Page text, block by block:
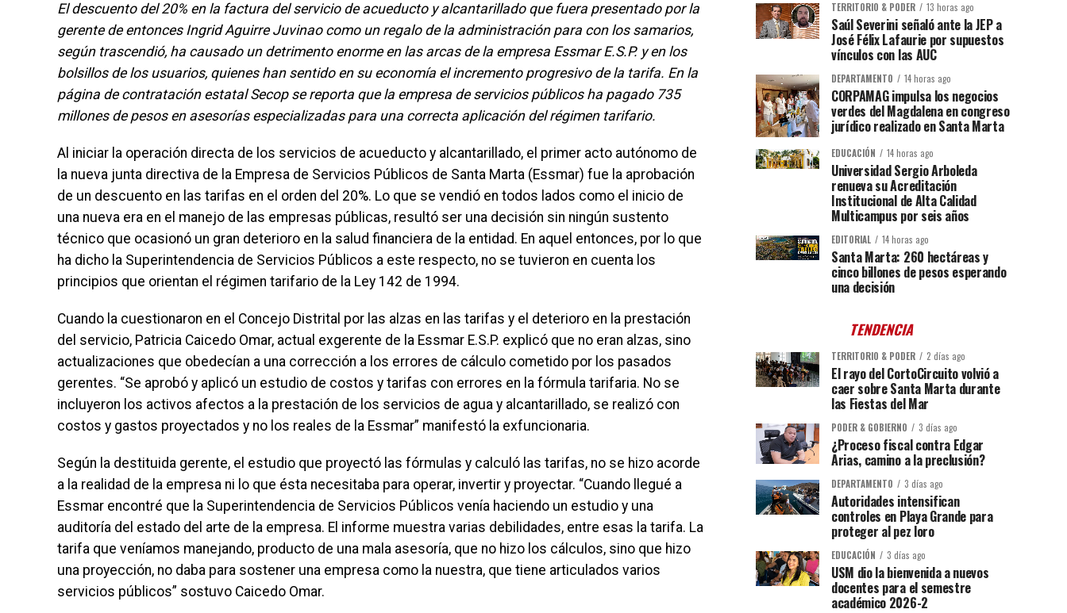
El descuento del 20% en la factura del servicio de acueducto y alcantarillado que fuera presentado por la
gerente de entonces Ingrid Aguirre Juvinao como un regalo de la administración para con los samarios,
según trascendió, ha causado un detrimento enorme en las arcas de la empresa Essmar E.S.P. y en los
bolsillos de los usuarios, quienes han sentido en su economía el incremento progresivo de la tarifa. En la
página de contratación estatal Secop se reporta que la empresa de servicios públicos ha pagado 735
millones de pesos en asesorías especializadas para una correcta aplicación del régimen tarifario.
Al iniciar la operación directa de los servicios de acueducto y alcantarillado, el primer acto autónomo de
la nueva junta directiva de la Empresa de Servicios Públicos de Santa Marta (Essmar) fue la aprobación
de un descuento en las tarifas en el orden del 20%. Lo que se vendió en todos lados como el inicio de
una nueva era en el manejo de las empresas públicas, resultó ser una decisión sin ningún sustento
técnico que ocasionó un gran deterioro en la salud financiera de la entidad. En aquel entonces, por lo que
ha dicho la Superintendencia de Servicios Públicos a este respecto, no se tuvieron en cuenta los
principios que orientan el régimen tarifario de la Ley 142 de 1994.
Cuando la cuestionaron en el Concejo Distrital por las alzas en las tarifas y el deterioro en la prestación
del servicio, Patricia Caicedo Omar, actual exgerente de la Essmar E.S.P. explicó que no eran alzas, sino
actualizaciones que obedecían a una corrección a los errores de cálculo cometido por los pasados
gerentes. “Se aprobó y aplicó un estudio de costos y tarifas con errores en la fórmula tarifaria. No se
incluyeron los activos afectos a la prestación de los servicios de agua y alcantarillado, se realizó con
costos y gastos proyectados y no los reales de la Essmar” manifestó la exfuncionaria.
Según la destituida gerente, el estudio que proyectó las fórmulas y calculó las tarifas, no se hizo acorde
a la realidad de la empresa ni lo que ésta necesitaba para operar, invertir y proyectar. “Cuando llegué a
Essmar encontré que la Superintendencia de Servicios Públicos venía haciendo un estudio y una
auditoría del estado del arte de la empresa. El informe muestra varias debilidades, entre esas la tarifa. La
tarifa que veníamos manejando, producto de una mala asesoría, que no hizo los cálculos, sino que hizo
una proyección, no daba para sostener una empresa como la nuestra, que tiene articulados varios
servicios públicos” sostuvo Caicedo Omar.
TERRITORIO & PODER 13 horas ago
Saúl Severini señaló ante la JEP a
José Félix Lafaurie por supuestos
vínculos con las AUC
DEPARTAMENTO 14 horas ago
CORPAMAG impulsa los negocios
verdes del Magdalena en congreso
jurídico realizado en Santa Marta
EDUCACIÓN 14 horas ago
Universidad Sergio Arboleda
renueva su Acreditación
Institucional de Alta Calidad
Multicampus por seis años
EDITORIAL 14 horas ago
Santa Marta: 260 hectáreas y
cinco billones de pesos esperando
una decisión
TENDENCIA
TERRITORIO & PODER 2 días ago
El rayo del CortoCircuito volvió a
caer sobre Santa Marta durante
las Fiestas del Mar
PODER & GOBIERNO 3 días ago
¿Proceso fiscal contra Edgar
Arias, camino a la preclusión?
DEPARTAMENTO 3 días ago
Autoridades intensifican
controles en Playa Grande para
proteger al pez loro
EDUCACIÓN 3 días ago
USM dio la bienvenida a nuevos
docentes para el semestre
académico 2026-2